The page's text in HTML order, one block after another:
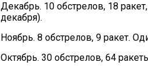
Декабрь. 10 обстрелов, 18
декабря).
Ноябрь. 8 обстрелов, 9 ракет.
Октябрь. 30 обстрелов, 64